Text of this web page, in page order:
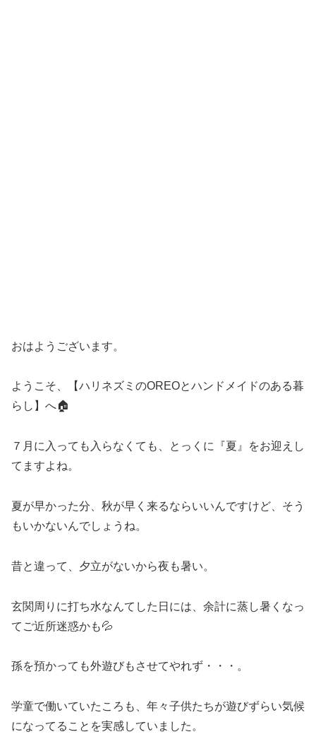
おはようございます。
ようこそ、【ハリネズミのOREOとハンドメイドのある暮
らし】へ🏠
７月に入っても入らなくても、とっくに『夏』をお迎えし
てますよね。
夏が早かった分、秋が早く来るならいいんですけど、そう
もいかないんでしょうね。
昔と違って、夕立がないから夜も暑い。
玄関周りに打ち水なんてした日には、余計に蒸し暑くなっ
てご近所迷惑かも💦
孫を預かっても外遊びもさせてやれず・・・。
学童で働いていたころも、年々子供たちが遊びずらい気候
になってることを実感していました。